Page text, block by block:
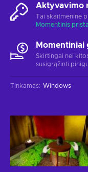
Aktyvavimo
Tai skaitmeninė
Momentinis
Momentiniai
Skirtingai nei
susigrąžinti
Tinkamas: Windows